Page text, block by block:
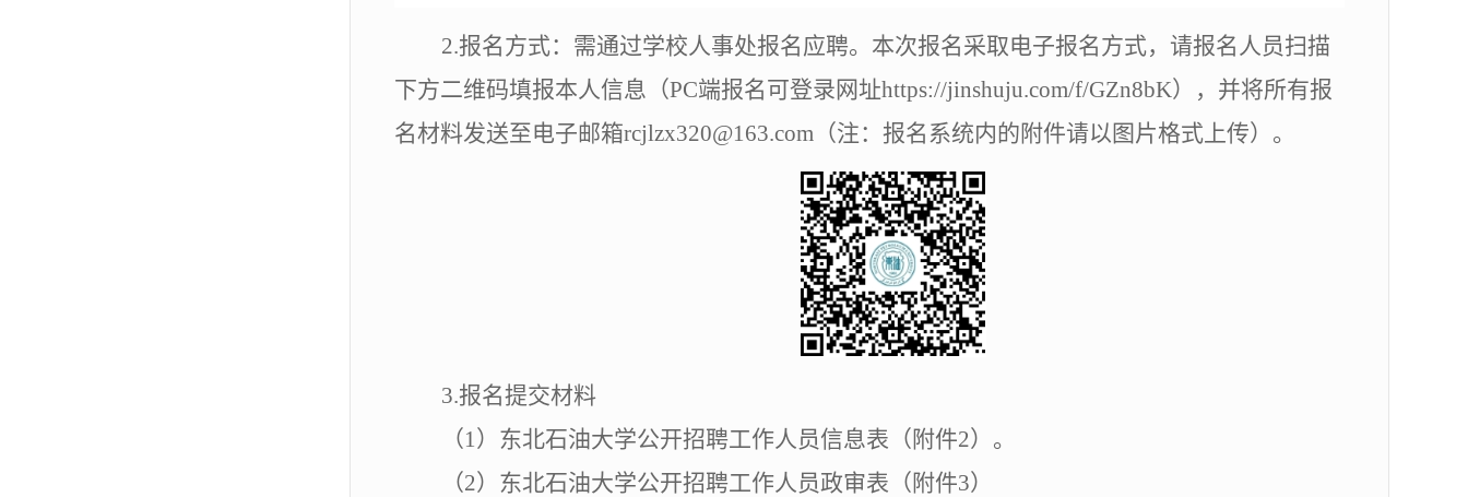
2.报名方式：需通过学校人事处报名应聘。本次报名采取电子报名方式，请报名人员扫描
下方二维码填报本人信息（PC端报名可登录网址https://jinshuju.com/f/GZn8bK），并将所有报
名材料发送至电子邮箱rcjlzx320@163.com （注：报名系统内的附件请以图片格式上传）。
3.报名提交材料
（1）东北石油大学公开招聘工作人员信息表（附件2）。
（2）东北石油大学公开招聘工作人员政审表（附件3）